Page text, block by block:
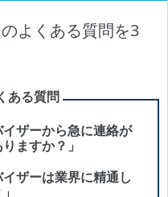
よくある質問を3
ある質問
イザーから急に連絡が
ますか？」
イザーは業界に精通し